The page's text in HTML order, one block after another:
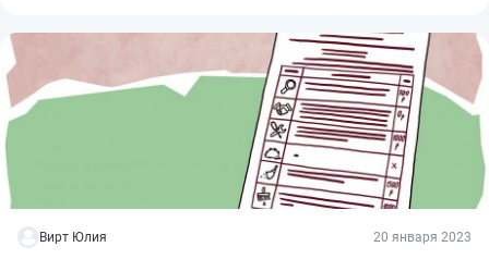
Вирт Юлия 20 января 2023